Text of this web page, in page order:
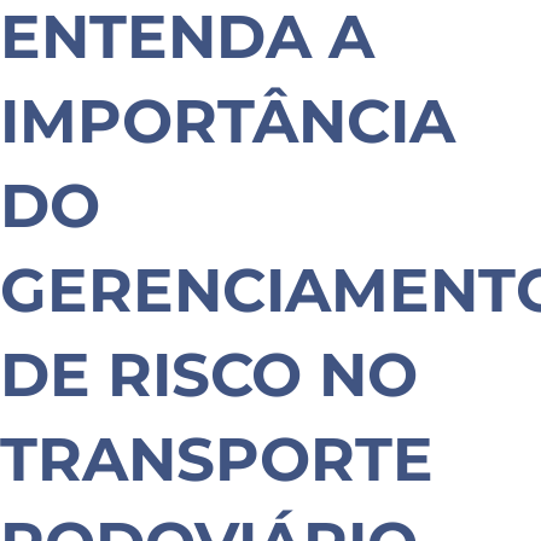
ENTENDA A
IMPORTÂNCIA
DO
DE RISCO NO
TRANSPORTE